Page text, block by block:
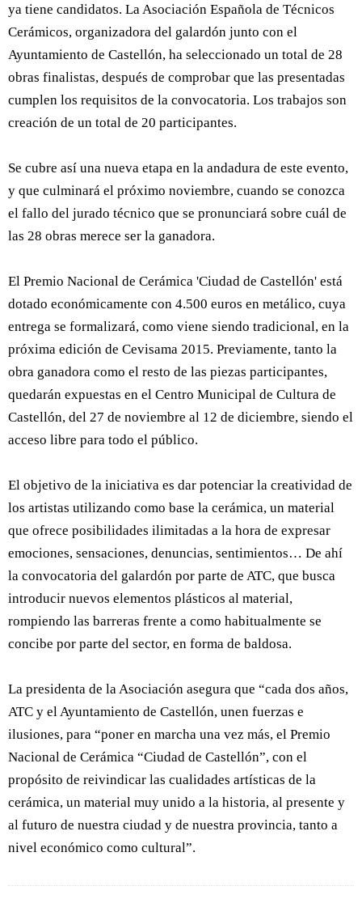
ya tiene candidatos. La Asociación Española de Técnicos
Cerámicos, organizadora del galardón junto con el
Ayuntamiento de Castellón, ha seleccionado un total de 28
obras finalistas, después de comprobar que las presentadas
cumplen los requisitos de la convocatoria. Los trabajos son
creación de un total de 20 participantes.
Se cubre así una nueva etapa en la andadura de este evento,
y que culminará el próximo noviembre, cuando se conozca
el fallo del jurado técnico que se pronunciará sobre cuál de
las 28 obras merece ser la ganadora.
El Premio Nacional de Cerámica 'Ciudad de Castellón' está
dotado económicamente con 4.500 euros en metálico, cuya
entrega se formalizará, como viene siendo tradicional, en la
próxima edición de Cevisama 2015. Previamente, tanto la
obra ganadora como el resto de las piezas participantes,
quedarán expuestas en el Centro Municipal de Cultura de
Castellón, del 27 de noviembre al 12 de diciembre, siendo el
acceso libre para todo el público.
El objetivo de la iniciativa es dar potenciar la creatividad de
los artistas utilizando como base la cerámica, un material
que ofrece posibilidades ilimitadas a la hora de expresar
emociones, sensaciones, denuncias, sentimientos… De ahí
la convocatoria del galardón por parte de ATC, que busca
introducir nuevos elementos plásticos al material,
rompiendo las barreras frente a como habitualmente se
concibe por parte del sector, en forma de baldosa.
La presidenta de la Asociación asegura que “cada dos años,
ATC y el Ayuntamiento de Castellón, unen fuerzas e
ilusiones, para “poner en marcha una vez más, el Premio
Nacional de Cerámica “Ciudad de Castellón”, con el
propósito de reivindicar las cualidades artísticas de la
cerámica, un material muy unido a la historia, al presente y
al futuro de nuestra ciudad y de nuestra provincia, tanto a
nivel económico como cultural”.